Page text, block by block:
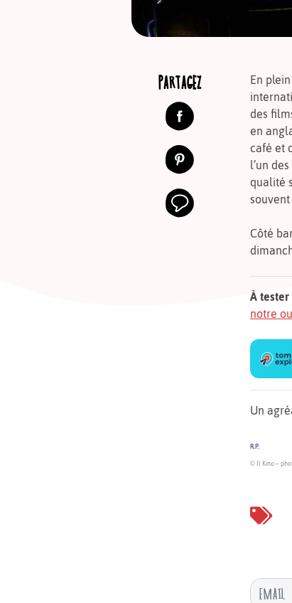
PARTAGEZ
En
des
en
café et
l’un
qualité
souvent
Côté
À tester
notre
Un
R.P.
© Il Kino –